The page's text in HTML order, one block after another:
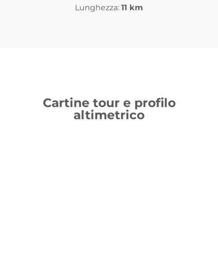
Lunghezza: 11 km
Cartine tour e profilo
altimetrico